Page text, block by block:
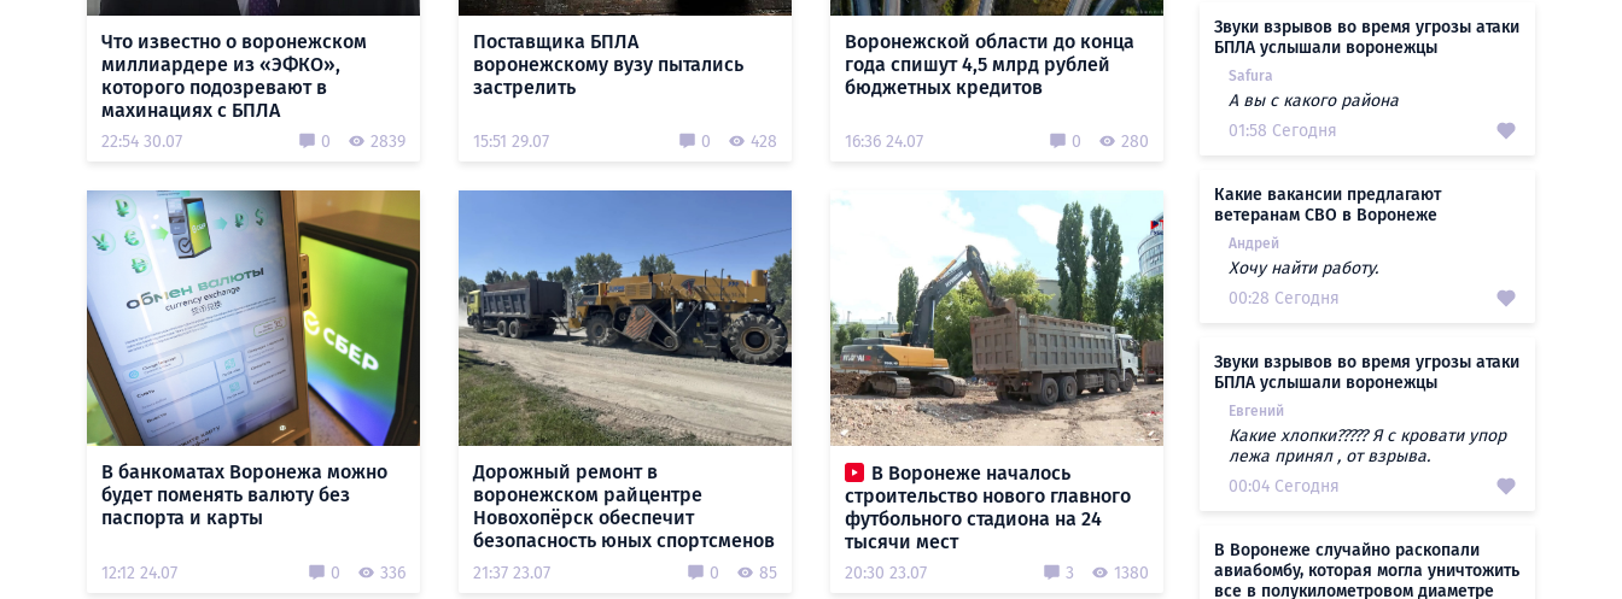
Что известно о воронежском
миллиардере из «ЭФКО»,
которого подозревают в
махинациях с БПЛА
22:54 30.07 0 2839
Поставщика БПЛА
воронежскому вузу пытались
застрелить
15:51 29.07 0 428
Воронежской области до конца
года спишут 4,5 млрд рублей
бюджетных кредитов
16:36 24.07 0 280
В банкоматах Воронежа можно
будет поменять валюту без
паспорта и карты
12:12 24.07 0 336
Дорожный ремонт в
воронежском райцентре
Новохопёрск обеспечит
безопасность юных спортсменов
21:37 23.07 0 85
В Воронеже началось
строительство нового главного
футбольного стадиона на 24
тысячи мест
20:30 23.07 3 1380
Звуки взрывов во время угрозы атаки
БПЛА услышали воронежцы
Safura
А вы с какого района
01:58 Сегодня
Какие вакансии предлагают
ветеранам СВО в Воронеже
Андрей
Хочу найти работу.
00:28 Сегодня
Звуки взрывов во время угрозы атаки
БПЛА услышали воронежцы
Евгений
Какие хлопки????? Я с кровати упор
лежа принял , от взрыва.
00:04 Сегодня
В Воронеже случайно раскопали
авиабомбу, которая могла уничтожить
все в полукилометровом диаметре